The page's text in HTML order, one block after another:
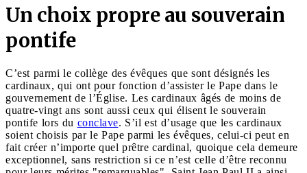
Un choix propre au souverain
pontife
C’est parmi le collège des évêques que sont désignés les
cardinaux, qui ont pour fonction d’assister le Pape dans le
gouvernement de l’Église. Les cardinaux âgés de moins de
quatre-vingt ans sont aussi ceux qui élisent le souverain
pontife lors du conclave. S’il est d’usage que les cardinaux
soient choisis par le Pape parmi les évêques, celui-ci peut en
fait créer n’importe quel prêtre cardinal, quoique cela demeure
exceptionnel, sans restriction si ce n’est celle d’être reconnu